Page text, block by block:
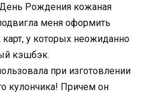
Рождения кожаная
меня оформить
у которых неожиданно
кэшбэк.
при изготовлении
кулончика! Причем он